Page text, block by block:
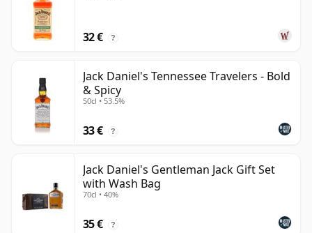
32 € ?
Jack Daniel's Tennessee Travelers - Bold
& Spicy
50cl • 53.5%
33 € ?
Jack Daniel's Gentleman Jack Gift Set
with Wash Bag
70cl • 40%
35 € ?